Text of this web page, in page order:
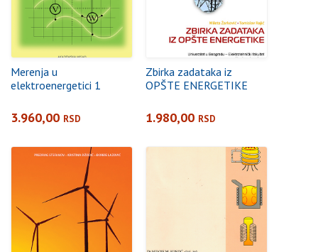
Merenja u
elektroenergetici 1
3.960,00 RSD
Zbirka zadataka iz
OPŠTE ENERGETIKE
1.980,00 RSD